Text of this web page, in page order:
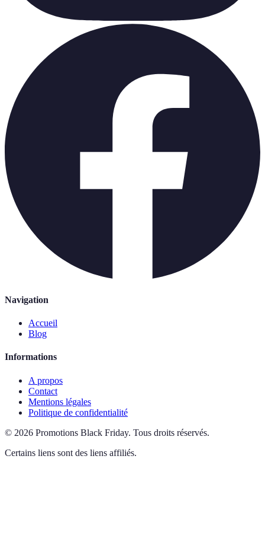
Navigation
Accueil
Blog
Informations
A propos
Contact
Mentions légales
Politique de confidentialité
© 2026 Promotions Black Friday. Tous droits réservés.
Certains liens sont des liens affiliés.